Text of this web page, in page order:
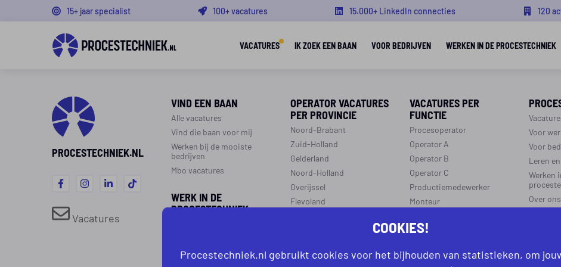
15+ jaar specialist 100+ vacatures 15.000+ LinkedIn connecties 120
VACATURES IK ZOEK EEN BAAN VOOR BEDRIJVEN WERKEN IN DE PROCESTECHNIEK
PROCESTECHNIEK.NL
Vacatures
VIND EEN BAAN
Alle vacatures
Vind die baan voor mij
Werken bij de mooiste
bedrijven
Mbo vacatures
WERK IN DE
PROCESTECHNIEK
Werken als procesoperator
OPERATOR VACATURES
PER PROVINCIE
Noord-Brabant
Zuid-Holland
Gelderland
Noord-Holland
Overijssel
Flevoland
Groningen
VACATURES PER
FUNCTIE
Procesoperator
Operator A
Operator B
Operator C
Productiemedewerker
Monteur
Aanmelden leren en werken
Voor
Voor
Leren
Werken
Over ons
COOKIES!
Procestechniek.nl gebruikt cookies voor het bijhouden van statistieken, om